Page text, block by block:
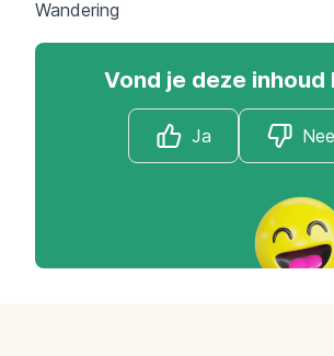
Wandering
Vond je deze inhoud
Ja Nee